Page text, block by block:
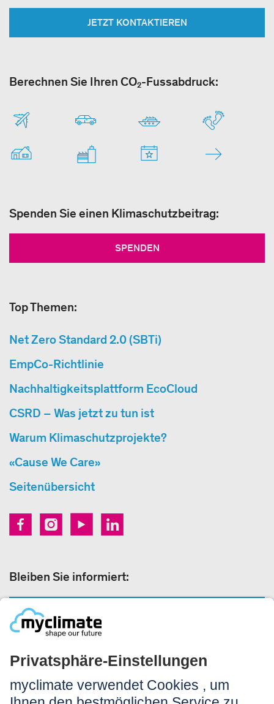
JETZT KONTAKTIEREN
Berechnen Sie Ihren CO₂-Fussabdruck:
Spenden Sie einen Klimaschutzbeitrag:
SPENDEN
Top Themen:
Net Zero Standard 2.0 (SBTi)
EmpCo-Richtlinie
Nachhaltigkeitsplattform EcoCloud
CSRD – Was jetzt zu tun ist
Warum Klimaschutzprojekte?
«Cause We Care»
Seitenübersicht
Bleiben Sie informiert:
Rechtliches: